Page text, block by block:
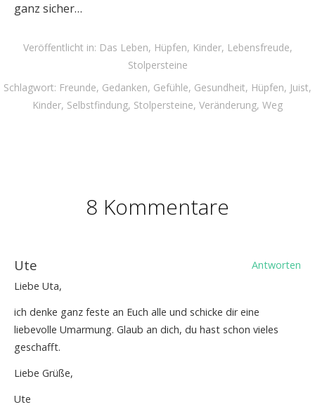
ganz sicher…
Veröffentlicht in: Das Leben, Hüpfen, Kinder, Lebensfreude,
Stolpersteine
Schlagwort: Freunde, Gedanken, Gefühle, Gesundheit, Hüpfen, Juist,
Kinder, Selbstfindung, Stolpersteine, Veränderung, Weg
8 Kommentare
Ute
Antworten
Liebe Uta,
ich denke ganz feste an Euch alle und schicke dir eine
liebevolle Umarmung. Glaub an dich, du hast schon vieles
geschafft.
Liebe Grüße,
Ute